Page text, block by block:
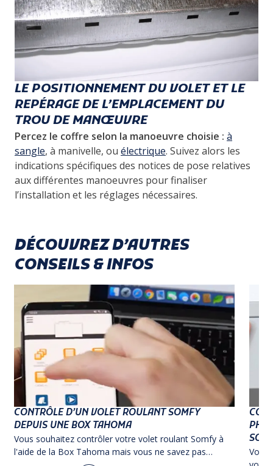
LE POSITIONNEMENT DU VOLET ET LE
REPÉRAGE DE L’EMPLACEMENT DU
TROU DE MANŒUVRE
Percez le coffre selon la manoeuvre choisie : à
sangle, à manivelle, ou électrique. Suivez alors les
indications spécifiques des notices de pose relatives
aux différentes manoeuvres pour finaliser
l’installation et les réglages nécessaires.
DÉCOUVREZ D’AUTRES
CONSEILS & INFOS
CONTRÔLE D’UN VOLET ROULANT SOMFY
DEPUIS UNE BOX TAHOMA
Vous souhaitez contrôler votre volet roulant Somfy à
l'aide de la Box Tahoma mais vous ne savez pas
Vous